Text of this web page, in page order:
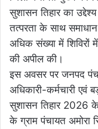
सुशासन तिहार का
तत्परता के साथ
अधिक संख्या में
की अपील की।
इस अवसर पर जनपद
अधिकारी-कर्मचारी एवं
सुशासन तिहार 2026
के ग्राम पंचायत अमोरा